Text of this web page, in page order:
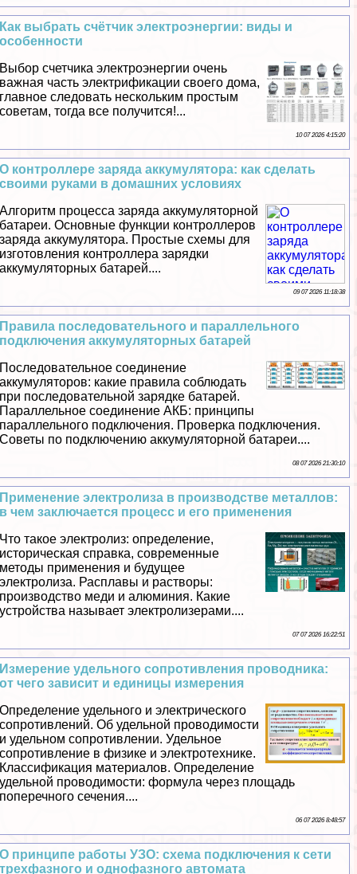
Как выбрать счётчик электроэнергии: виды и
особенности
Выбор счетчика электроэнергии очень
важная часть электрификации своего дома,
главное следовать нескольким простым
советам, тогда все получится!...
10 07 2026 4:15:20
О контроллере заряда аккумулятора: как сделать
своими руками в домашних условиях
Алгоритм процесса заряда аккумуляторной
батареи. Основные функции контроллеров
заряда аккумулятора. Простые схемы для
изготовления контроллера зарядки
аккумуляторных батарей....
09 07 2026 11:18:38
Правила последовательного и параллельного
подключения аккумуляторных батарей
Последовательное соединение
аккумуляторов: какие правила соблюдать
при последовательной зарядке батарей.
Параллельное соединение АКБ: принципы
параллельного подключения. Проверка подключения.
Советы по подключению аккумуляторной батареи....
08 07 2026 21:30:10
Применение электролиза в производстве металлов:
в чем заключается процесс и его применения
Что такое электролиз: определение,
историческая справка, современные
методы применения и будущее
электролиза. Расплавы и растворы:
производство меди и алюминия. Какие
устройства называет электролизерами....
07 07 2026 16:22:51
Измерение удельного сопротивления проводника:
от чего зависит и единицы измерения
Определение удельного и электрического
сопротивлений. Об удельной проводимости
и удельном сопротивлении. Удельное
сопротивление в физике и электротехнике.
Классификация материалов. Определение
удельной проводимости: формула через площадь
поперечного сечения....
06 07 2026 8:48:57
О принципе работы УЗО: схема подключения к сети
трехфазного и однофазного автомата